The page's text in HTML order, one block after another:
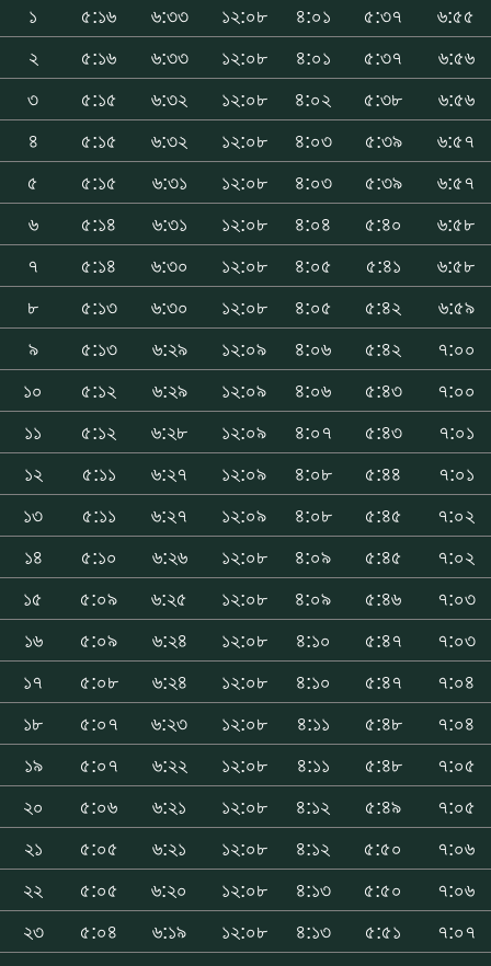
১
৫:১৬ ৬:৩৩ ১২:০৮ ৪:০১ ৫:৩৭
৬:৫৫
২
৫:১৬ ৬:৩৩ ১২:০৮ ৪:০১ ৫:৩৭
৬:৫৬
৩
৫:১৫ ৬:৩২ ১২:০৮ ৪:০২ ৫:৩৮
৬:৫৬
৪
৫:১৫ ৬:৩২ ১২:০৮ ৪:০৩ ৫:৩৯
৬:৫৭
৫
৫:১৫ ৬:৩১ ১২:০৮ ৪:০৩ ৫:৩৯
৬:৫৭
৬
৫:১৪ ৬:৩১ ১২:০৮ ৪:০৪ ৫:৪০
৬:৫৮
৭
৫:১৪ ৬:৩০ ১২:০৮ ৪:০৫ ৫:৪১
৬:৫৮
৮
৫:১৩ ৬:৩০ ১২:০৮ ৪:০৫ ৫:৪২
৬:৫৯
৯
৫:১৩ ৬:২৯ ১২:০৯ ৪:০৬ ৫:৪২
৭:০০
১০
৫:১২ ৬:২৯ ১২:০৯ ৪:০৬ ৫:৪৩
৭:০০
১১
৫:১২ ৬:২৮ ১২:০৯ ৪:০৭ ৫:৪৩
৭:০১
১২
৫:১১ ৬:২৭ ১২:০৯ ৪:০৮ ৫:৪৪
৭:০১
১৩
৫:১১ ৬:২৭ ১২:০৯ ৪:০৮ ৫:৪৫
৭:০২
১৪
৫:১০ ৬:২৬ ১২:০৮ ৪:০৯ ৫:৪৫
৭:০২
১৫
৫:০৯ ৬:২৫ ১২:০৮ ৪:০৯ ৫:৪৬
৭:০৩
১৬
৫:০৯ ৬:২৪ ১২:০৮ ৪:১০ ৫:৪৭
৭:০৩
১৭
৫:০৮ ৬:২৪ ১২:০৮ ৪:১০ ৫:৪৭
৭:০৪
১৮
৫:০৭ ৬:২৩ ১২:০৮ ৪:১১ ৫:৪৮
৭:০৪
১৯
৫:০৭ ৬:২২ ১২:০৮ ৪:১১ ৫:৪৮
৭:০৫
২০
৫:০৬ ৬:২১ ১২:০৮ ৪:১২ ৫:৪৯
৭:০৫
২১
৫:০৫ ৬:২১ ১২:০৮ ৪:১২ ৫:৫০
৭:০৬
২২
৫:০৫ ৬:২০ ১২:০৮ ৪:১৩ ৫:৫০
৭:০৬
২৩
৫:০৪ ৬:১৯ ১২:০৮ ৪:১৩ ৫:৫১
৭:০৭